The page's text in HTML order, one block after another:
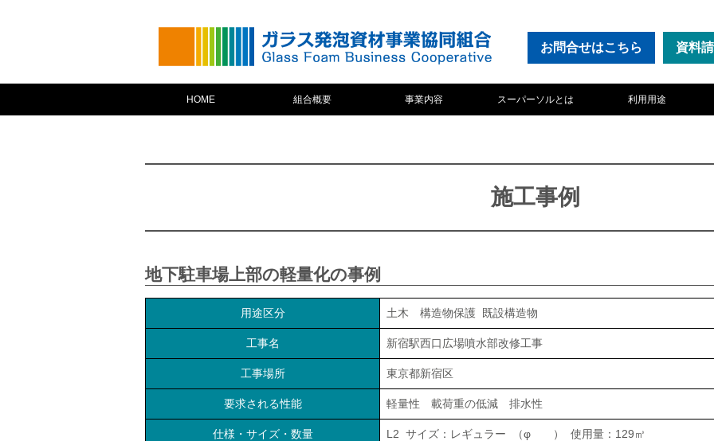
お問合せはこちら 資料
HOME 組合概要 事業内容 スーパーソルとは 利用用途
施工事例
地下駐車場上部の軽量化の事例
用途区分 土木 構造物保護 既設構造物
工事名 新宿駅西口広場噴水部改修工事
工事場所 東京都新宿区
要求される性能 軽量性 載荷重の低減 排水性
仕様・サイズ・数量 L2 サイズ：レギュラー （φ ） 使用量：129㎥